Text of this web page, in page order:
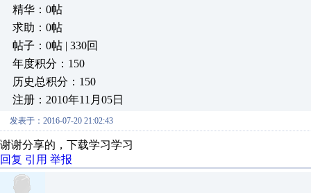
精华：0帖
求助：0帖
帖子：0帖 | 330回
年度积分：150
历史总积分：150
注册：2010年11月05日
发表于：2016-07-20 21:02:43
谢谢分享的，下载学习学习
回复 引用 举报